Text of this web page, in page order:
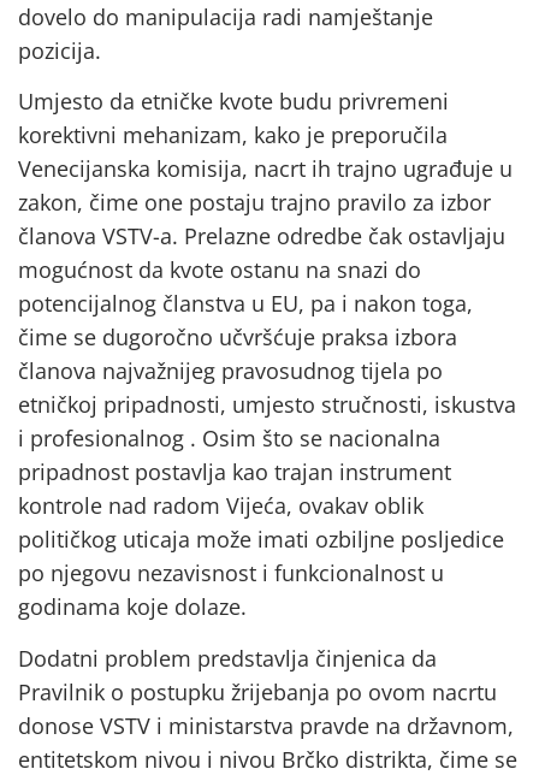
dovelo do manipulacija radi namještanje
pozicija.
Umjesto da etničke kvote budu privremeni
korektivni mehanizam, kako je preporučila
Venecijanska komisija, nacrt ih trajno ugrađuje u
zakon, čime one postaju trajno pravilo za izbor
članova VSTV-a. Prelazne odredbe čak ostavljaju
mogućnost da kvote ostanu na snazi do
potencijalnog članstva u EU, pa i nakon toga,
čime se dugoročno učvršćuje praksa izbora
članova najvažnijeg pravosudnog tijela po
etničkoj pripadnosti, umjesto stručnosti, iskustva
i profesionalnog . Osim što se nacionalna
pripadnost postavlja kao trajan instrument
kontrole nad radom Vijeća, ovakav oblik
političkog uticaja može imati ozbiljne posljedice
po njegovu nezavisnost i funkcionalnost u
godinama koje dolaze.
Dodatni problem predstavlja činjenica da
Pravilnik o postupku žrijebanja po ovom nacrtu
donose VSTV i ministarstva pravde na državnom,
entitetskom nivou i nivou Brčko distrikta, čime se